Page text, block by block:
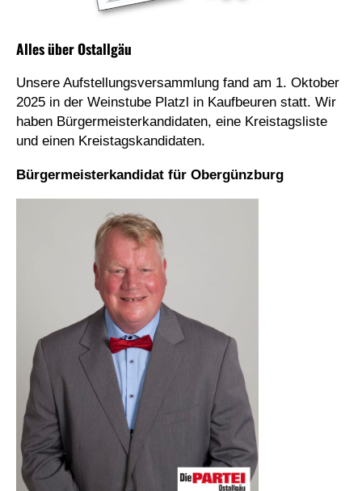
Alles über Ostallgäu
Unsere Aufstellungsversammlung fand am 1. Oktober
2025 in der Weinstube Platzl in Kaufbeuren statt. Wir
haben Bürgermeisterkandidaten, eine Kreistagsliste
und einen Kreistagskandidaten.
Bürgermeisterkandidat für Obergünzburg